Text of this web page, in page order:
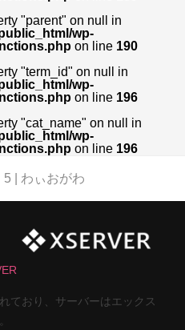
"parent" on null in
wp-
on line 190
"term_id" on null in
wp-
on line 196
"cat_name" on null in
wp-
on line 196
5 | わぃおがわ
ており、サーバーはエックス